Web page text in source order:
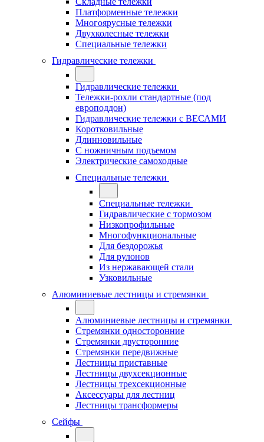
Платформенные тележки
Многоярусные тележки
Двухколесные тележки
Специальные тележки
Гидравлические тележки
Гидравлические тележки
Тележки-рохли стандартные (под
европоддон)
Гидравлические тележки с ВЕСАМИ
Коротковильные
Длинновильные
С ножничным подъемом
Электрические самоходные
Специальные тележки
Специальные тележки
Гидравлические с тормозом
Низкопрофильные
Многофункциональные
Для бездорожья
Для рулонов
Из нержавающей стали
Узковильные
Алюминиевые лестницы и стремянки
Алюминиевые лестницы и стремянки
Стремянки односторонние
Стремянки двусторонние
Стремянки передвижные
Лестницы приставные
Лестницы двухсекционные
Лестницы трехсекционные
Аксессуары для лестниц
Лестницы трансформеры
Сейфы